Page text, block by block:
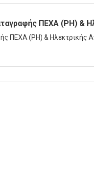
ΠΕΧΑ (PH) &
ΠΕΧΑ (PH) & Ηλεκτρικής